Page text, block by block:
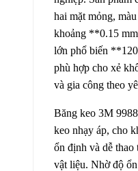
hai mặt mỏng,
khoảng **0.15
lớn phổ biến
phù hợp cho xẻ
và gia công theo
Băng keo 3M
keo nhạy áp, cho
ổn định và dễ thao
vật liệu. Nhờ độ